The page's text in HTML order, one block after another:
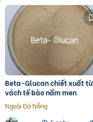
Beta-Glucan chiết xuất từ
vách tế bào nấm men
Ngoài Đà Nẵng